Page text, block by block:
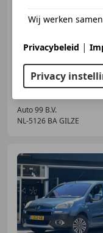
Auto 99 B.V.
NL-5126 BA GILZE
Wij werken
Privacybeleid |
Privacy